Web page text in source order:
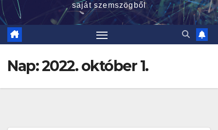
saját szemszögből
Nap:2022. október 1.